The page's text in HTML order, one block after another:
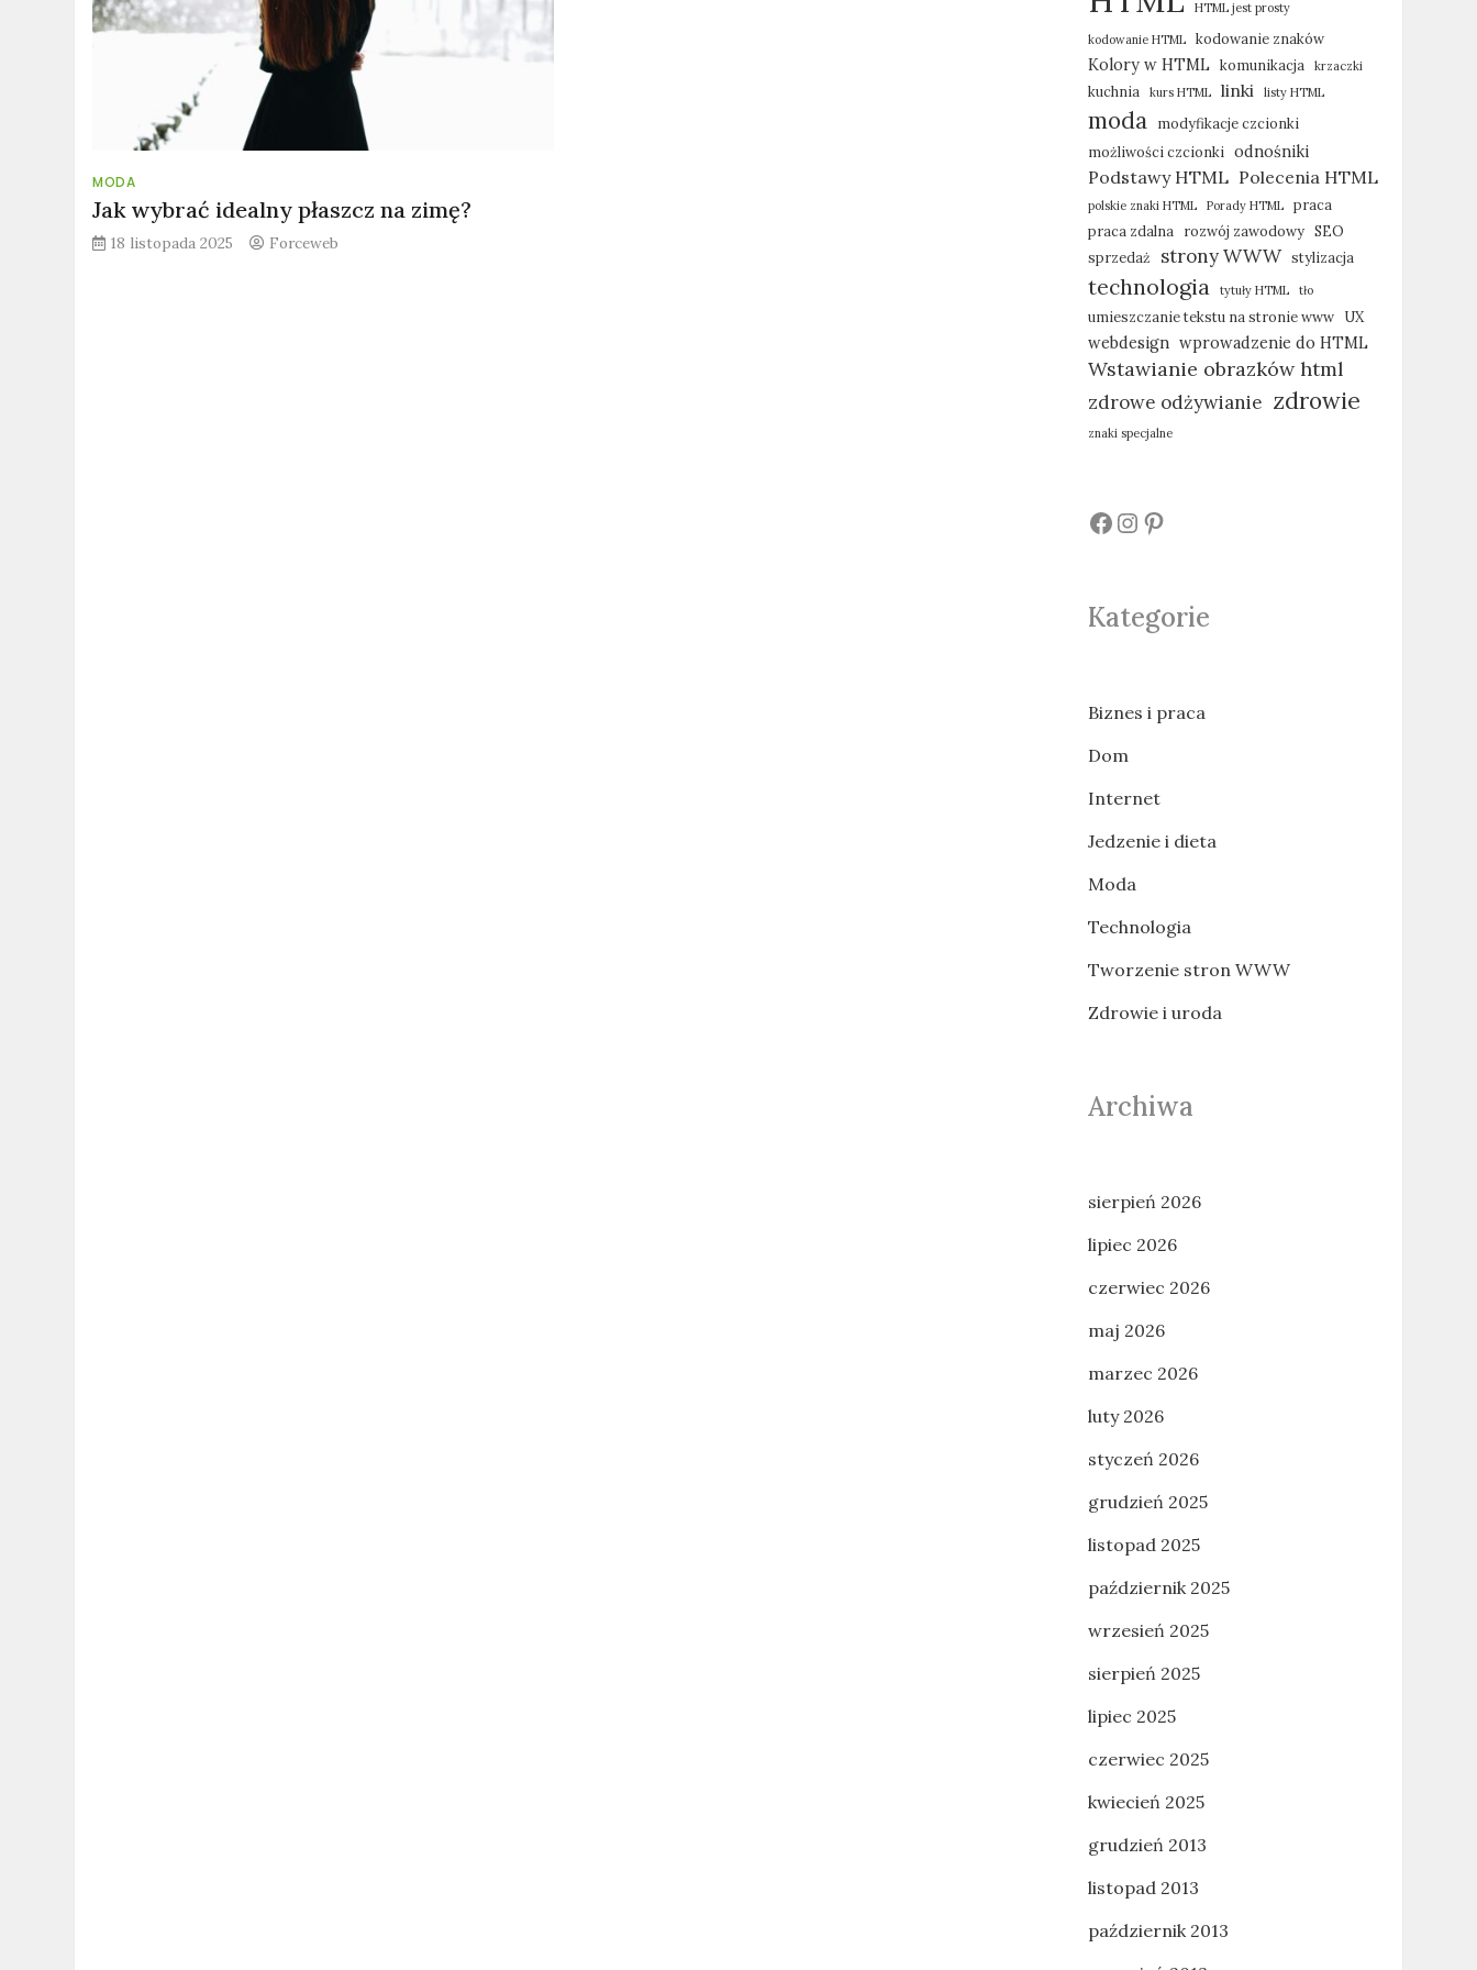
MODA
Jak wybrać idealny płaszcz na zimę?
18 listopada 2025 Forceweb
HTML jest prosty
kodowanie HTML kodowanie znaków
Kolory w HTML komunikacja krzaczki
kuchnia kurs HTML linki listy HTML
moda
modyfikacje czcionki
możliwości czcionki
odnośniki
Podstawy HTML Polecenia HTML
polskie znaki HTML Porady HTML
praca
praca zdalna
rozwój zawodowy SEO
sprzedaż
strony WWW stylizacja
technologia tytuły HTML tło
umieszczanie tekstu na stronie www UX
webdesign wprowadzenie do HTML
Wstawianie obrazków html
zdrowe odżywianie zdrowie
znaki specjalne
# # #
Kategorie
Biznes i praca
Dom
Internet
Jedzenie i dieta
Moda
Technologia
Tworzenie stron WWW
Zdrowie i uroda
Archiwa
sierpień 2026
lipiec 2026
czerwiec 2026
maj 2026
marzec 2026
luty 2026
styczeń 2026
grudzień 2025
listopad 2025
październik 2025
wrzesień 2025
sierpień 2025
lipiec 2025
czerwiec 2025
kwiecień 2025
grudzień 2013
listopad 2013
październik 2013